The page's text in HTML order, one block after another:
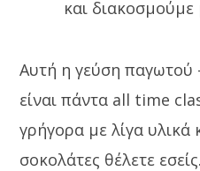
και διακοσμούμε
Αυτή η γεύση παγωτού
είναι πάντα all time
γρήγορα με λίγα υλικά
σοκολάτες θέλετε εσείς.